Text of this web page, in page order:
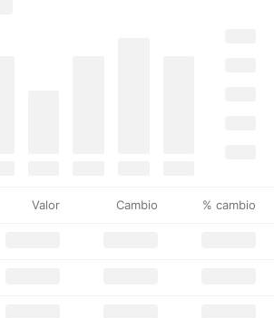
Valor Cambio % cambio